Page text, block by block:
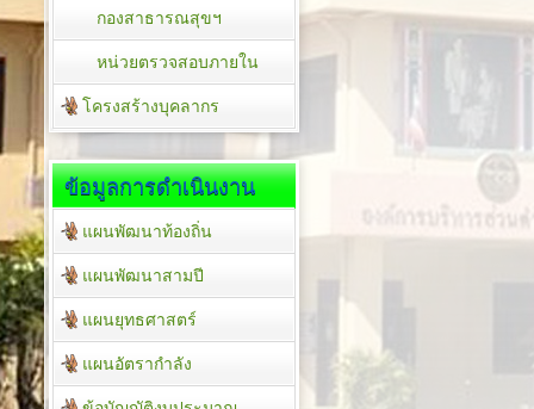
กองสาธารณสุขฯ
หน่วยตรวจสอบภายใน
โครงสร้างบุคลากร
ข้อมูลการดำเนินงาน
แผนพัฒนาท้องถิ่น
แผนพัฒนาสามปี
แผนยุทธศาสตร์
แผนอัตรากำลัง